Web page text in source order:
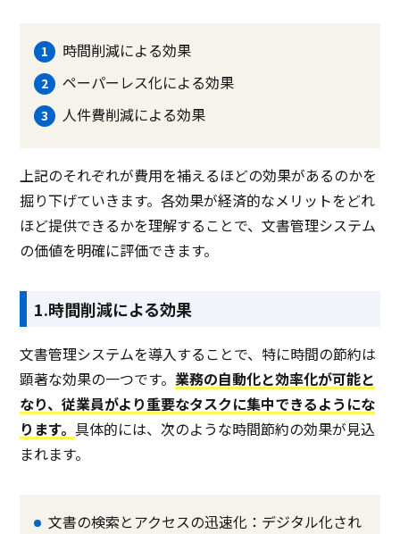
時間削減による効果
ペーパーレス化による効果
人件費削減による効果
上記のそれぞれが費用を補えるほどの効果があるのかを
掘り下げていきます。各効果が経済的なメリットをどれ
ほど提供できるかを理解することで、文書管理システム
の価値を明確に評価できます。
1.時間削減による効果
文書管理システムを導入することで、特に時間の節約は
顕著な効果の一つです。 業務の自動化と効率化が可能と
なり、従業員がより重要なタスクに集中できるようにな
ります。 具体的には、次のような時間節約の効果が見込
まれます。
文書の検索とアクセスの迅速化：デジタル化され